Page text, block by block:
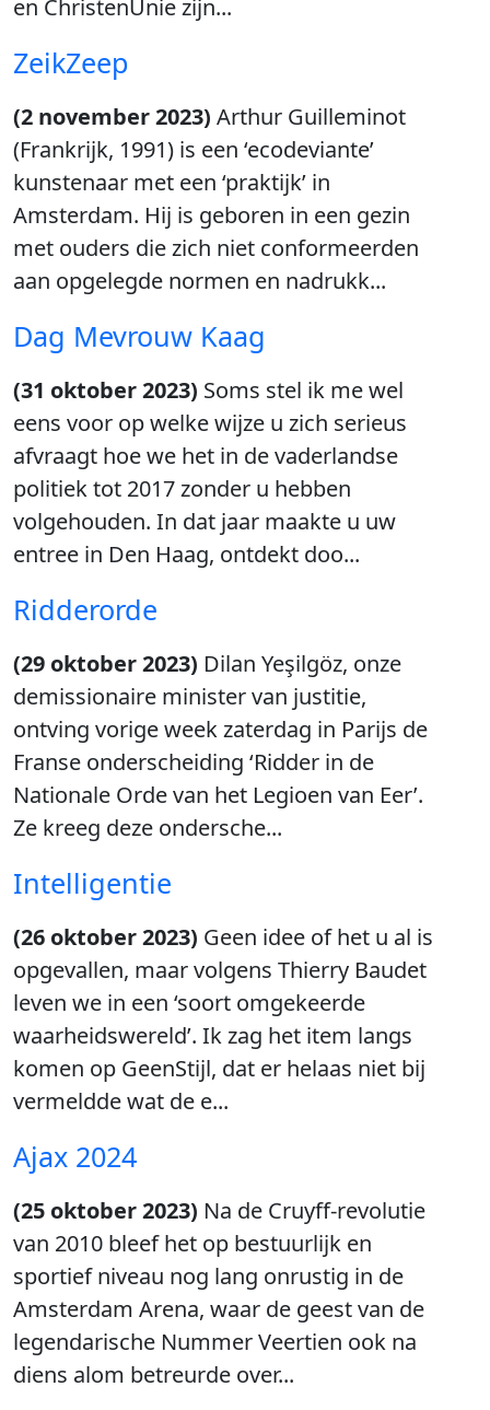
en ChristenUnie zijn...
ZeikZeep
(2 november 2023) Arthur Guilleminot
(Frankrijk, 1991) is een ‘ecodeviante’
kunstenaar met een ‘praktijk’ in
Amsterdam. Hij is geboren in een gezin
met ouders die zich niet conformeerden
aan opgelegde normen en nadrukk...
Dag Mevrouw Kaag
(31 oktober 2023) Soms stel ik me wel
eens voor op welke wijze u zich serieus
afvraagt hoe we het in de vaderlandse
politiek tot 2017 zonder u hebben
volgehouden. In dat jaar maakte u uw
entree in Den Haag, ontdekt doo...
Ridderorde
(29 oktober 2023) Dilan Yeşilgöz, onze
demissionaire minister van justitie,
ontving vorige week zaterdag in Parijs de
Franse onderscheiding ‘Ridder in de
Nationale Orde van het Legioen van Eer’.
Ze kreeg deze ondersche...
Intelligentie
(26 oktober 2023) Geen idee of het u al is
opgevallen, maar volgens Thierry Baudet
leven we in een ‘soort omgekeerde
waarheidswereld’. Ik zag het item langs
komen op GeenStijl, dat er helaas niet bij
vermeldde wat de e...
Ajax 2024
(25 oktober 2023) Na de Cruyff-revolutie
van 2010 bleef het op bestuurlijk en
sportief niveau nog lang onrustig in de
Amsterdam Arena, waar de geest van de
legendarische Nummer Veertien ook na
diens alom betreurde over...